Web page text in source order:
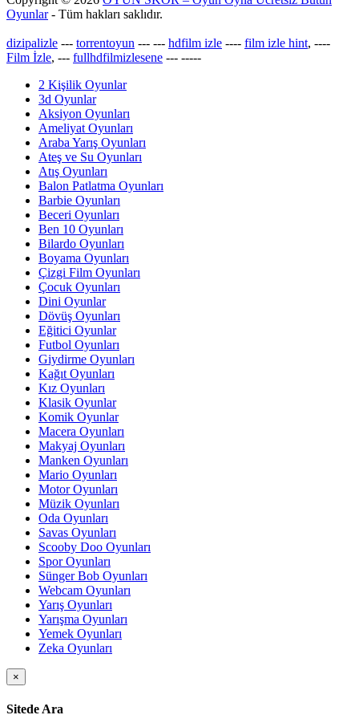
Oyunlar- Tüm hakları saklıdır.
dizipalizle --- torrentoyun --- --- hdfilm izle ---- film izle hint, ----
Film İzle, --- fullhdfilmizlesene --- -----
2 Kişilik Oyunlar
3d Oyunlar
Aksiyon Oyunları
Ameliyat Oyunları
Araba Yarış Oyunları
Ateş ve Su Oyunları
Atış Oyunları
Balon Patlatma Oyunları
Barbie Oyunları
Beceri Oyunları
Ben 10 Oyunları
Bilardo Oyunları
Boyama Oyunları
Çizgi Film Oyunları
Çocuk Oyunları
Dini Oyunlar
Dövüş Oyunları
Eğitici Oyunlar
Futbol Oyunları
Giydirme Oyunları
Kağıt Oyunları
Kız Oyunları
Klasik Oyunlar
Komik Oyunlar
Macera Oyunları
Makyaj Oyunları
Manken Oyunları
Mario Oyunları
Motor Oyunları
Müzik Oyunları
Oda Oyunları
Savas Oyunları
Scooby Doo Oyunları
Spor Oyunları
Sünger Bob Oyunları
Webcam Oyunları
Yarış Oyunları
Yarışma Oyunları
Yemek Oyunları
Zeka Oyunları
×
Sitede Ara